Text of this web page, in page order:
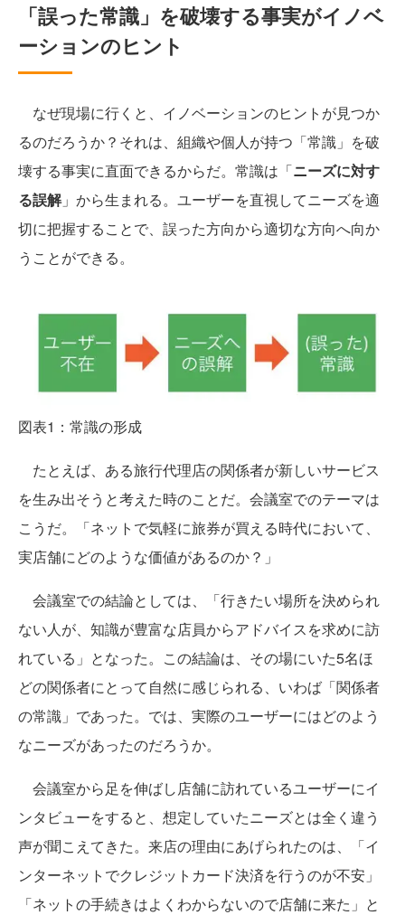
「誤った常識」を破壊する事実がイノベ
ーションのヒント
なぜ現場に行くと、イノベーションのヒントが見つか
るのだろうか？それは、組織や個人が持つ「常識」を破
壊する事実に直面できるからだ。常識は「ニーズに対す
る誤解」から生まれる。ユーザーを直視してニーズを適
切に把握することで、誤った方向から適切な方向へ向か
うことができる。
図表1：常識の形成
たとえば、ある旅行代理店の関係者が新しいサービス
を生み出そうと考えた時のことだ。会議室でのテーマは
こうだ。「ネットで気軽に旅券が買える時代において、
実店舗にどのような価値があるのか？」
会議室での結論としては、「行きたい場所を決められ
ない人が、知識が豊富な店員からアドバイスを求めに訪
れている」となった。この結論は、その場にいた5名ほ
どの関係者にとって自然に感じられる、いわば「関係者
の常識」であった。では、実際のユーザーにはどのよう
なニーズがあったのだろうか。
会議室から足を伸ばし店舗に訪れているユーザーにイ
ンタビューをすると、想定していたニーズとは全く違う
声が聞こえてきた。来店の理由にあげられたのは、「イ
ンターネットでクレジットカード決済を行うのが不安」
「ネットの手続きはよくわからないので店舗に来た」と